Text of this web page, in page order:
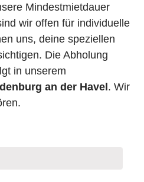
Mindestmietdauer
wir offen für individuelle
uns, deine speziellen
Die Abholung
in unserem
an der Havel . Wir